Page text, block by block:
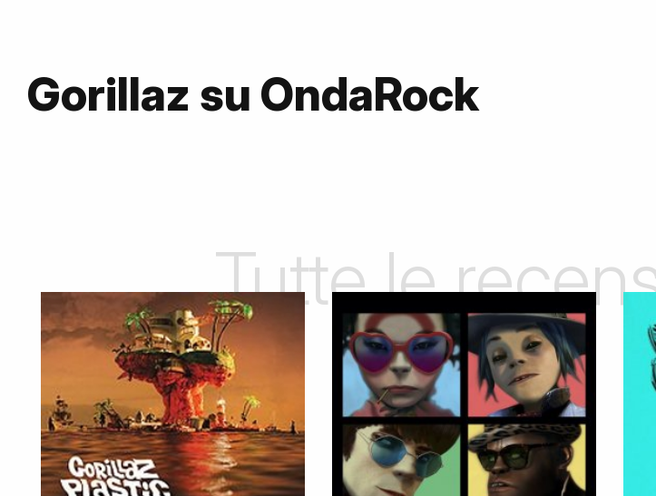
Gorillaz su OndaRock
Tutte le